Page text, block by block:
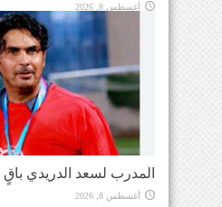
أغسطس 8, 2026
المدرب لسعد الدريدي
أغسطس 8, 2026